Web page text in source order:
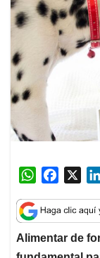
W
a
t
s
c
e
b
Alimentar de